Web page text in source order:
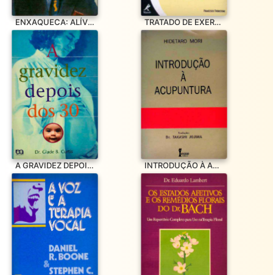
ENXAQUECA: ALÍVIO PARA O SOFRIMENTO TRATADO DE EXERCÍCIOS CORRETIVOS APLICADOS À REEDUCAÇÃO MOTO
A GRAVIDEZ DEPOIS DOS 30 INTRODUÇÃO À ACUPUNTURA